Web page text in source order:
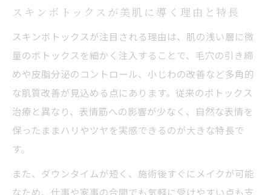
マイクロボトックスと従来ボトックスの違いを
スキンボトックスとボトックスの違いを比
較
美容皮膚科で選ぶべきボトックス施術法
果
スキンボトックスのデメリットも正直に解
スキンボトックスが美肌に導く理由と特長
スキンボトックスが注目される理由は、肌の浅い層に微
量のボトックスを細かく注入することで、毛穴の引き締
めや皮脂分泌のコントロール、小じわの改善など多角的
な肌質改善が見込める点にあります。従来のボトックス
治療と異なり、表情筋への影響が少なく、自然な表情を
保ったままハリやツヤを実感できるのが大きな特長で
す。
また、ダウンタイムが短く、施術後すぐにメイクが可能
なため、仕事や家事の合間でも気軽に受けやすい点も支